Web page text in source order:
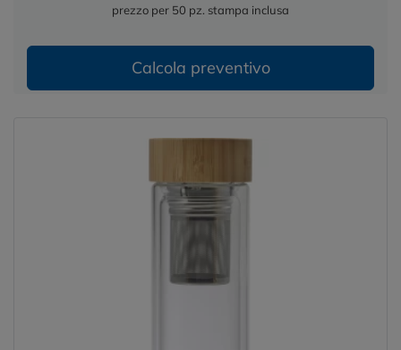
prezzo per 50 pz. stampa inclusa
Calcola preventivo